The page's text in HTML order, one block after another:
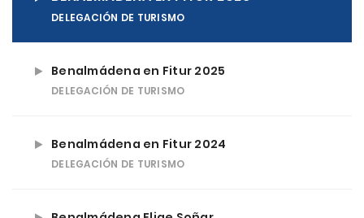
DELEGACIÓN DE TURISMO
Benalmádena en Fitur 2025
DELEGACIÓN DE TURISMO
Benalmádena en Fitur 2024
DELEGACIÓN DE TURISMO